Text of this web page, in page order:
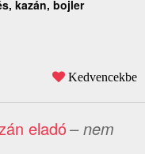
kazán, bojler
Kedvencekbe
eladó– nem